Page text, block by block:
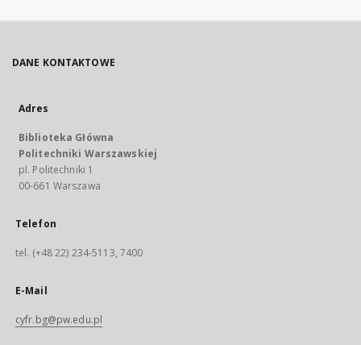
DANE KONTAKTOWE
Adres
Biblioteka Główna
Politechniki Warszawskiej
pl. Politechniki 1
00-661 Warszawa
Telefon
tel. (+48 22) 234-5113, 7400
E-Mail
cyfr.bg@pw.edu.pl